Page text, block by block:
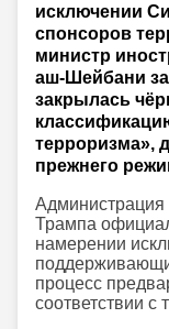
исключении
спонсоров
министр
аш-Шейбани
закрылась
терроризма»,
прежнего
Трампа
намерении
процесс
соответствии с